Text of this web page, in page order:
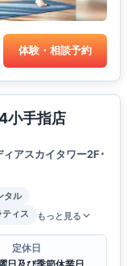
体験・相談予約
小手指店
アスカイタワー2F･
タル
ィス もっと見る
定休日